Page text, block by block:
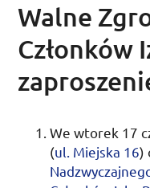
Walne
Członków
Wewtorek 17
(ul. Miejska 16)